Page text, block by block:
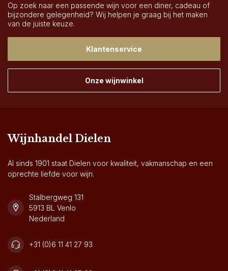
Op zoek naar een passende wijn voor een diner, cadeau of
bijzondere gelegenheid? Wij helpen je graag bij het maken
van de juiste keuze.
Klantenservice
Onze wijnwinkel
Wijnhandel Dielen
Al sinds 1901 staat Dielen voor kwaliteit, vakmanschap en een
oprechte liefde voor wijn.
Stalbergweg 131
5913 BL Venlo
Nederland
+31 (0)6 11 41 27 93